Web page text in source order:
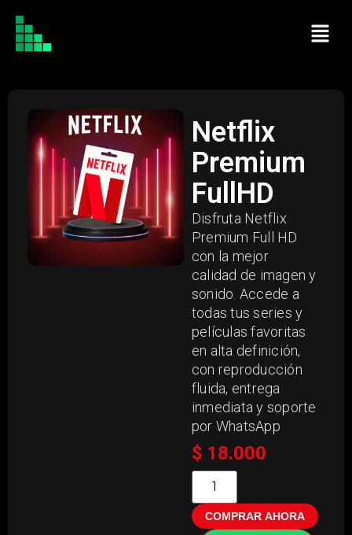
Netflix
Premium
FullHD
Disfruta Netflix
Premium Full HD
con la mejor
calidad de imagen y
sonido. Accede a
todas tus series y
películas favoritas
en alta definición,
con reproducción
fluida, entrega
inmediata y soporte
por WhatsApp
$18.000
COMPRAR AHORA